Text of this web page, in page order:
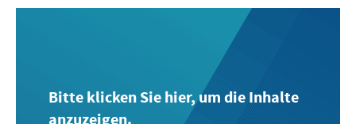
Bitte klicken Sie hier, um die Inhalte